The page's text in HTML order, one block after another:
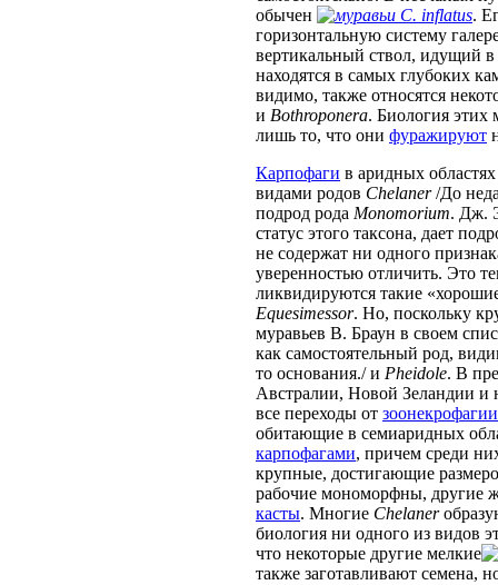
обычен
C. inflatus.
горизонтальную систему
вертикальный ствол, идущий
находятся в самых глубоких
видимо, также относятся
и Bothroponera. Биология этих
лишь то, что они фуражируют
Карпофаги в аридных
видами родов Chelaner/До
подрод рода Monomorium. Дж.
статус этого таксона, дает
не содержат ни одного
уверенностью отличить. Это
ликвидируются такие
Equesimessor. Но, поскольку
муравьев В. Браун в своем
как самостоятельный род,
то основания./ и Pheidole. В
Австралии, Новой Зеландии и
все переходы от зоонекрофагии
обитающие в семиаридных
карпофагами, причем среди
крупные, достигающие
рабочие мономорфны, другие
касты. Многие Chelaner
биология ни одного из видов
что некоторые другие мелкие
также заготавливают семена,